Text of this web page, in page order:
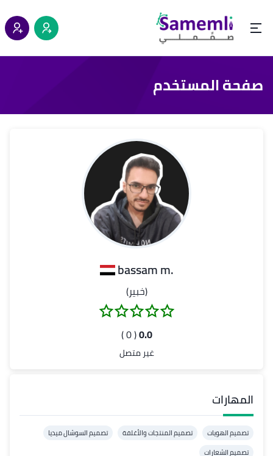
صفحة المستخدم
.bassam m
(خبير)
0.0
( 0 )
غير متصل
المهارات
تصميم الهويات تصميم المنتجات والأغلفة
تصميم السوشال ميديا
تصميم الشعارات